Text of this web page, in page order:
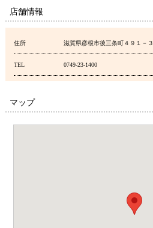
店舗情報
住所 滋賀県彦根市後三条町４９１－３
TEL 0749-23-1400
マップ